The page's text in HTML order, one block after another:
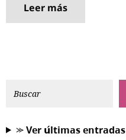
Leer más
⪼ 𝗩𝗲𝗿 𝘂́𝗹𝘁𝗶𝗺𝗮𝘀 𝗲𝗻𝘁𝗿𝗮𝗱𝗮𝘀